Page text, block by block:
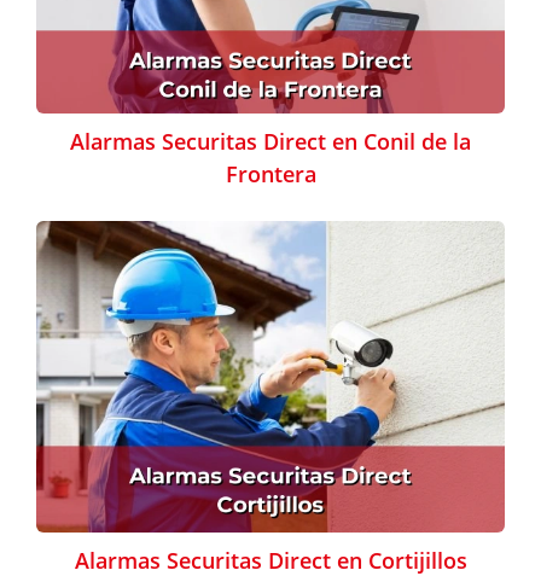
Alarmas Securitas Direct en Conil de la
Frontera
Alarmas Securitas Direct en Cortijillos